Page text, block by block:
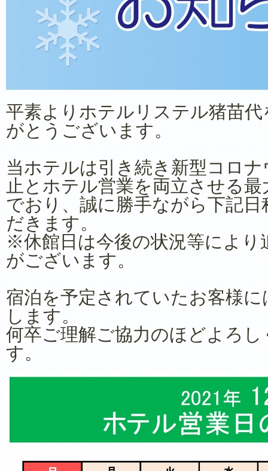
平素よりホテルリステル猪苗
がとうございます。
当ホテルは引き続き新型コロ
止とホテル営業を両立させる
でおり、誠に勝手ながら下記
だきます。
※休館日は今後の状況等により
がございます。
宿泊を予定されていたお客様
します。
何卒ご理解ご協力のほどよろ
す。